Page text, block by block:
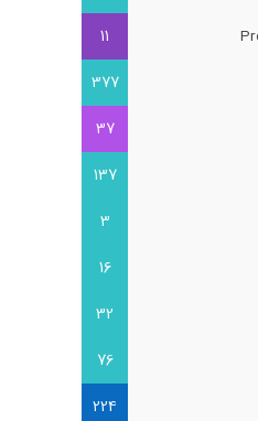
11
377
37
137
3
16
32
76
224